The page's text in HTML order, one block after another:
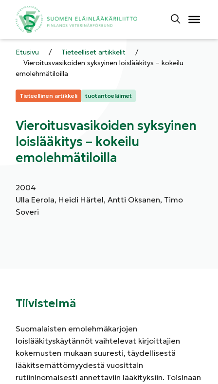
Etusivu / Tieteelliset artikkelit
/
Vieroitusvasikoiden syksyinen loislääkitys – kokeilu
emolehmätiloilla
Kategoriat:
Tieteellinen artikkeli tuotantoeläimet
Vieroitusvasikoiden syksyinen
loislääkitys – kokeilu
emolehmätiloilla
2004
Ulla Eerola, Heidi Härtel, Antti Oksanen, Timo
Soveri
Tiivistelmä
Suomalaisten emolehmäkarjojen
loislääkityskäytännöt vaihtelevat kirjoittajien
kokemusten mukaan suuresti, täydellisestä
lääkitsemättömyydestä vuosittain
rutiininomaisesti annettaviin lääkityksiin. Toisinaan